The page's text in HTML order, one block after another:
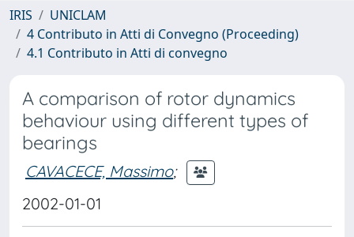
IRIS
UNICLAM
4 Contributo in Atti di Convegno (Proceeding)
4.1 Contributo in Atti di convegno
A comparison of rotor dynamics
behaviour using different types of
bearings
CAVACECE, Massimo;
2002-01-01